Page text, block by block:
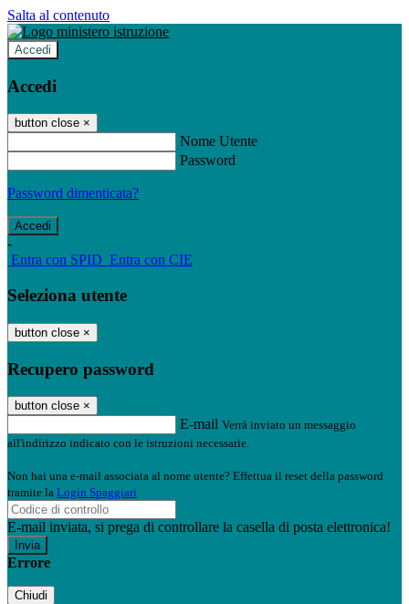
Salta al contenuto
Accedi
Accedi
button close ×
Nome Utente
Password
Password dimenticata?
-
Entra con SPID Entra con CIE
Seleziona utente
button close ×
Recupero password
button close ×
E-mail Verrà inviato un messaggio
all'indirizzo indicato con le istruzioni necessarie.
Non hai una e-mail associata al nome utente? Effettua il reset della password
tramite la Login Spaggiari
E-mail inviata, si prega di controllare la casella di posta elettronica!
Errore
Chiudi